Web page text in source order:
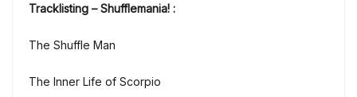
Tracklisting – Shufflemania! :
The Shuffle Man
The Inner Life of Scorpio